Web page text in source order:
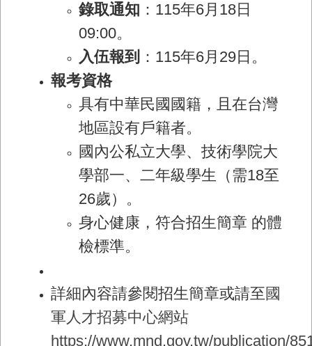
錄取通知 ：115年6月18日
09:00。
入伍報到 ：115年6月29日。
報考資格
具有中華民國國籍，且在台灣
地區設有戶籍者。
國內公私立大學、技術學院大
學部一、二年級學生（需18至
26歲）。
身心健康，符合招生簡章 的體
檢標準。
詳細內容請參閱招生簡章或請至國
軍人才招募中心網站
https://www.mnd.gov.tw/publication/